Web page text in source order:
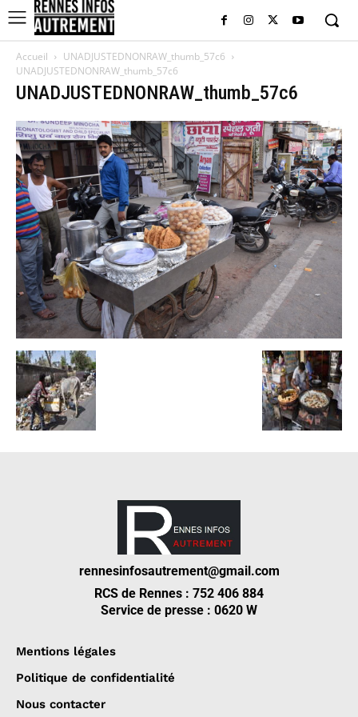
Accueil
UNADJUSTEDNONRAW_thumb_57c6
UNADJUSTEDNONRAW_thumb_57c6
UNADJUSTEDNONRAW_thumb_57c6
rennesinfosautrement@gmail.com
RCS de Rennes : 752 406 884
Service de presse : 0620 W
Mentions légales
Politique de confidentialité
Nous contacter